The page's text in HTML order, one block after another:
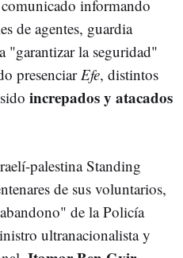
informando
de agentes, guardia
"garantizar la seguridad"
presenciarEfe, distintos
increpados y atacados
palestina Standing
de sus voluntarios,
de la Policía
ultranacionalista y